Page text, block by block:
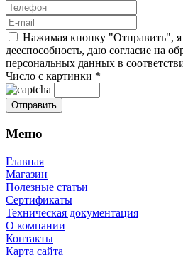
Нажимая кнопку "Отправить",
дееспособность, даю согласие на
персональных данных в
Число с картинки *
Меню
Главная
Магазин
Полезные статьи
Сертификаты
Техническая документация
О компании
Контакты
Карта сайта